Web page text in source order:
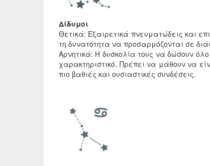
Δίδυμοι
Θετικά: Εξαιρετικά πνευματώδεις και
τη δυνατότητα να προσαρμόζονται σε
Αρνητικά: Η δυσκολία τους να δώσουν
χαρακτηριστικό. Πρέπει να μάθουν να
πιο βαθιές και ουσιαστικές συνδέσεις.